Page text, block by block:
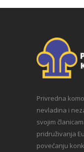
Privredna
nevladina i
svojim
pridruživanja
povećanju